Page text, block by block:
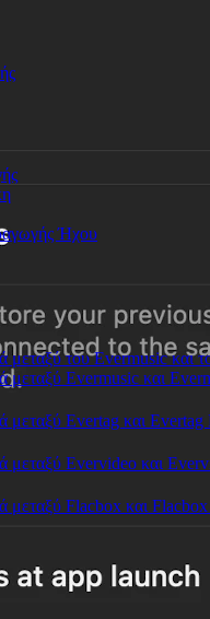
Ήχου
μεταξύ του Evermusic και
μεταξύ Evermusic και
μεταξύ Evertag και
μεταξύ Evervideo και
μεταξύ Flacbox και